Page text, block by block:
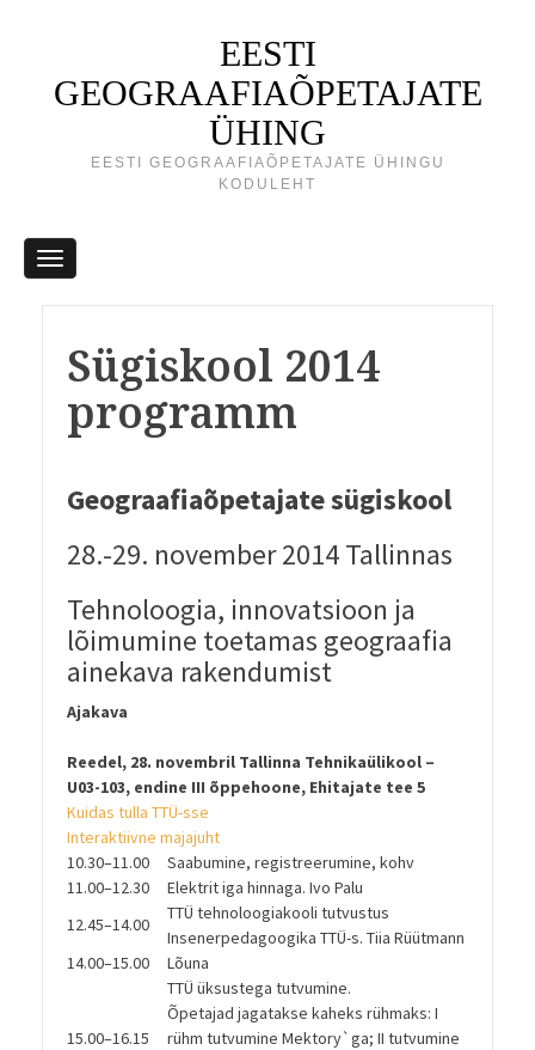
EESTI
GEOGRAAFIAÕPETAJATE
ÜHING
EESTI GEOGRAAFIAÕPETAJATE ÜHINGU
KODULEHT
Sügiskool 2014
programm
Geograafiaõpetajate sügiskool
28.-29. november 2014 Tallinnas
Tehnoloogia, innovatsioon ja
lõimumine toetamas geograafia
ainekava rakendumist
Ajakava
Reedel, 28. novembril Tallinna Tehnikaülikool –
U03-103, endine III õppehoone, Ehitajate tee 5
Kuidas tulla TTÜ-sse
Interaktiivne majajuht
10.30–11.00
Saabumine, registreerumine, kohv
11.00–12.30
Elektrit iga hinnaga. Ivo Palu
12.45–14.00
TTÜ tehnoloogiakooli tutvustus
Insenerpedagoogika TTÜ-s. Tiia Rüütmann
14.00–15.00
Lõuna
15.00–16.15
TTÜ üksustega tutvumine.
Õpetajad jagatakse kaheks rühmaks: I
rühm tutvumine Mektory`ga; II tutvumine